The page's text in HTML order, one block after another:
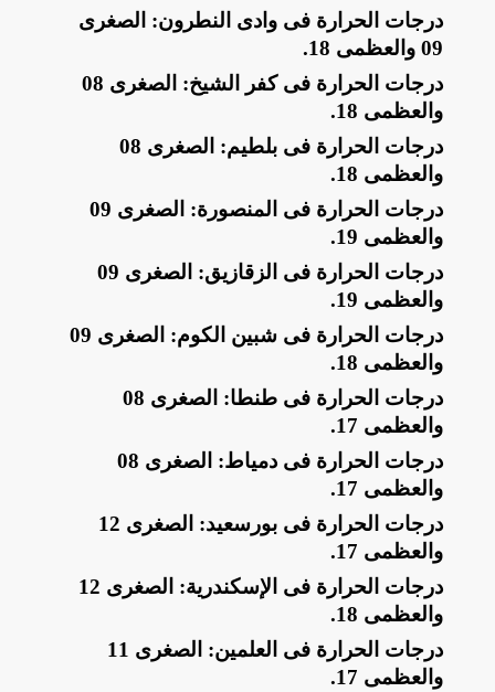
​درجات الحرارة فى وادى النطرون: الصغرى
09 والعظمى 18
.
​درجات الحرارة فى كفر الشيخ: الصغرى 08
والعظمى 18
.
​درجات الحرارة فى بلطيم: الصغرى 08
والعظمى 18
.
​درجات الحرارة فى المنصورة: الصغرى 09
والعظمى 19
.
​درجات الحرارة فى الزقازيق: الصغرى 09
والعظمى 19
.
​درجات الحرارة فى شبين الكوم: الصغرى 09
والعظمى 18
.
​درجات الحرارة فى طنطا: الصغرى 08
والعظمى 17
.
​درجات الحرارة فى دمياط: الصغرى 08
والعظمى 17
.
​درجات الحرارة فى بورسعيد: الصغرى 12
والعظمى 17
.
​درجات الحرارة فى الإسكندرية: الصغرى 12
والعظمى 18
.
​درجات الحرارة فى العلمين: الصغرى 11
والعظمى 17
.